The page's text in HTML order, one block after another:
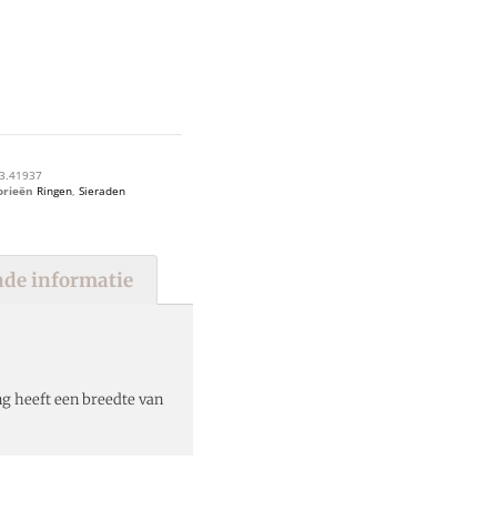
Ringen, Sieraden
informatie
heeft een breedte van